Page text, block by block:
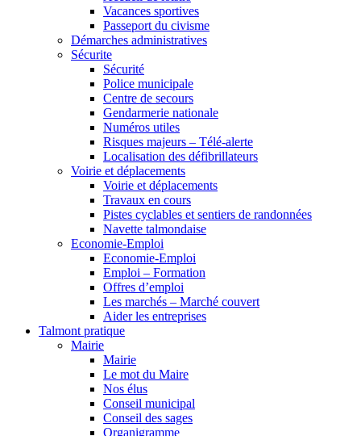
Vacances sportives
Passeport du civisme
Démarches administratives
Sécurite
Sécurité
Police municipale
Centre de secours
Gendarmerie nationale
Numéros utiles
Risques majeurs – Télé-alerte
Localisation des défibrillateurs
Voirie et déplacements
Voirie et déplacements
Travaux en cours
Pistes cyclables et sentiers de randonnées
Navette talmondaise
Economie-Emploi
Economie-Emploi
Emploi – Formation
Offres d’emploi
Les marchés – Marché couvert
Aider les entreprises
Talmont pratique
Mairie
Mairie
Le mot du Maire
Nos élus
Conseil municipal
Conseil des sages
Organigramme